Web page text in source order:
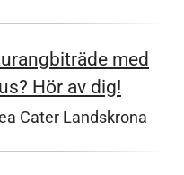
med
Hör av dig!
Cater Landskrona